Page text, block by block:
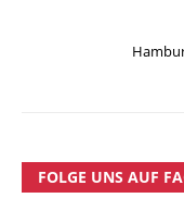
FOLGE UNS AUF